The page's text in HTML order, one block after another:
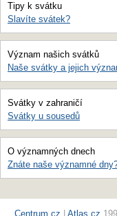
Tipy k svátku
Slavíte svátek?
Význam našich svátků
Naše svátky a jejich
Svátky v zahraničí
Svátky u sousedů
O významných dnech
Znáte naše významné
Centrum.cz Atlas.cz